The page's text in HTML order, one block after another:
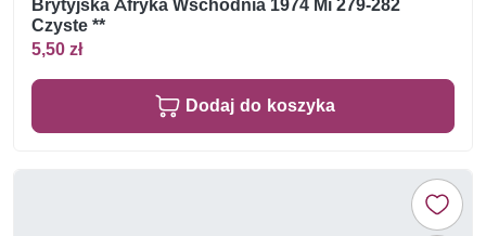
Brytyjska Afryka Wschodnia 1974 Mi 279-282
Czyste **
5,50 zł
Dodaj do koszyka